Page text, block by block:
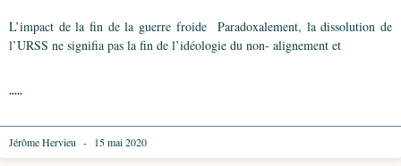
L’impact de la fin de la guerre froide Paradoxalement, la dissolution de
l’URSS ne signifia pas la fin de l’idéologie du non- alignement et
.....
Jérôme Hervieu 15 mai 2020